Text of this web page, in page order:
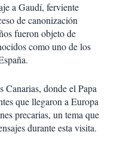
a Gaudí, ferviente
de canonización
fueron objeto de
como uno de los
Canarias, donde el Papa
que llegaron a Europa
precarias, un tema que
durante esta visita.